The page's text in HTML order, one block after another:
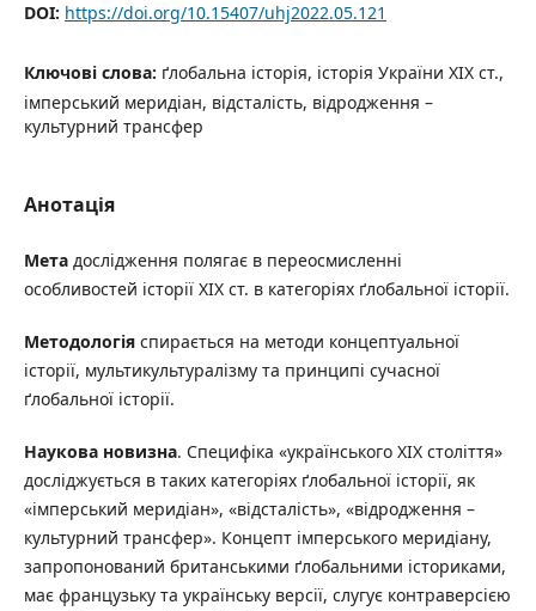
DOI: https://doi.org/10.15407/uhj2022.05.121
Ключові слова: ґлобальна історія, історія України XIX ст.,
імперський меридіан, відсталість, відродження –
культурний трансфер
Анотація
Метадослідження полягає в переосмисленні
особливостей історії XIX ст. в категоріях ґлобальної історії.
Методологіяспирається на методи концептуальної
історії, мультикультуралізму та принципі сучасної
ґлобальної історії.
Наукова новизна. Специфіка «українського XIX століття»
досліджується в таких категоріях ґлобальної історії, як
«імперський меридіан», «відсталість», «відродження –
культурний трансфер». Концепт імперського меридіану,
запропонований британськими ґлобальними істориками,
має французьку та українську версії, слугує контраверсією